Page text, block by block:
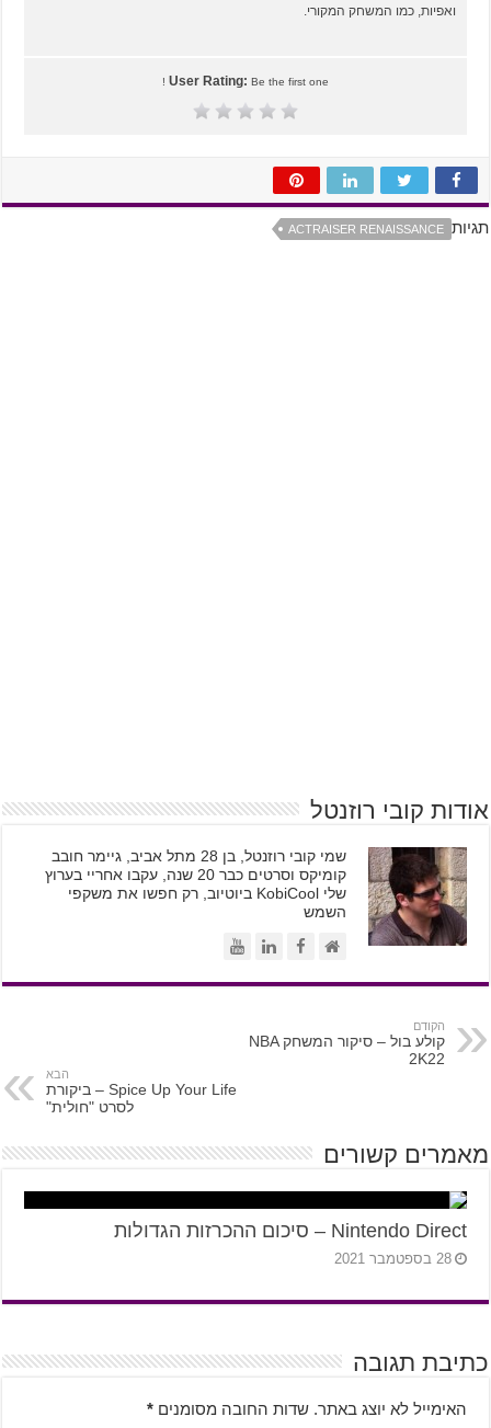
ואפיות, כמו המשחק המקורי.
User Rating:Be the first one !
תגיות ACTRAISER RENAISSANCE
אודות קובי רוזנטל
שמי קובי רוזנטל, בן 28 מתל אביב, גיימר חובב
קומיקס וסרטים כבר 20 שנה, עקבו אחריי בערוץ
שלי KobiCool ביוטיוב, רק חפשו את משקפי
השמש
הקודם
קולע בול – סיקור המשחק NBA
2K22
הבא
Spice Up Your Life – ביקורת
לסרט "חולית"
מאמרים קשורים
Nintendo Direct – סיכום ההכרזות הגדולות
28 בספטמבר 2021
כתיבת תגובה
האימייל לא יוצג באתר. שדות החובה מסומנים *